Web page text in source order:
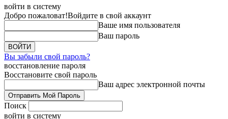
войти в систему
Добро пожаловат!Войдите в свой аккаунт
Ваше имя пользователя
Ваш пароль
Вы забыли свой пароль?
восстановление пароля
Восстановите свой пароль
Ваш адрес электронной почты
Поиск
войти в систему